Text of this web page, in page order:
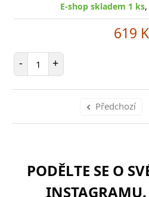
E-shop skladem 1 ks
619
- Počet položek
+
Předchozí
PODĚLTE SE O
INSTAGRAMU.